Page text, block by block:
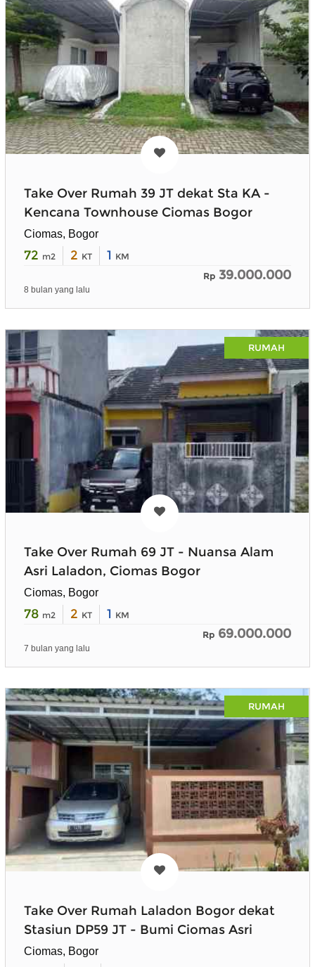
Take Over Rumah 39 JT dekat Sta KA -
Kencana Townhouse Ciomas Bogor
Ciomas, Bogor
72 m2 2 KT 1 KM
Rp 39.000.000
8 bulan yang lalu
RUMAH
Take Over Rumah 69 JT - Nuansa Alam
Asri Laladon, Ciomas Bogor
Ciomas, Bogor
78 m2 2 KT 1 KM
Rp 69.000.000
7 bulan yang lalu
RUMAH
Take Over Rumah Laladon Bogor dekat
Stasiun DP59 JT - Bumi Ciomas Asri
Ciomas, Bogor